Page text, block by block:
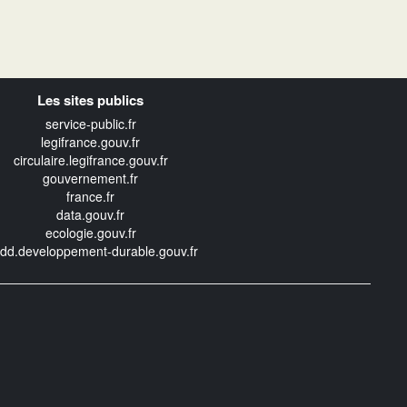
Les sites publics
service-public.fr
legifrance.gouv.fr
circulaire.legifrance.gouv.fr
gouvernement.fr
france.fr
data.gouv.fr
ecologie.gouv.fr
durable.gouv.fr